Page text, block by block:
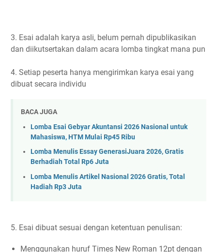
3. Esai adalah karya asli, belum pernah dipublikasikan
dan diikutsertakan dalam acara lomba tingkat mana pun
4. Setiap peserta hanya mengirimkan karya esai yang
dibuat secara individu
BACA JUGA
Lomba Esai Gebyar Akuntansi 2026 Nasional untuk
Mahasiswa, HTM Mulai Rp45 Ribu
Lomba Menulis Essay GenerasiJuara 2026, Gratis
Berhadiah Total Rp6 Juta
Lomba Menulis Artikel Nasional 2026 Gratis, Total
Hadiah Rp3 Juta
5. Esai dibuat sesuai dengan ketentuan penulisan:
Menggunakan huruf Times New Roman 12pt dengan